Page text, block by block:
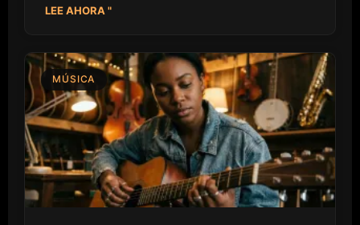
LEE AHORA "
MÚSICA